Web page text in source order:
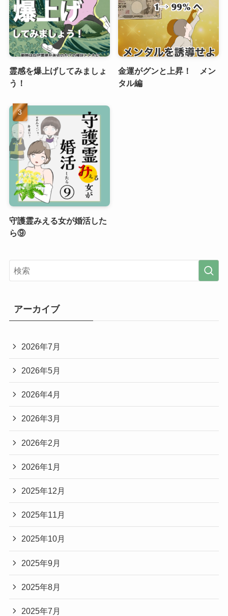
霊感を爆上げしてみましょ
う！
金運がグンと上昇！ メン
タル編
守護霊みえる女が婚活した
ら⑨
アーカイブ
2026年7月
2026年5月
2026年4月
2026年3月
2026年2月
2026年1月
2025年12月
2025年11月
2025年10月
2025年9月
2025年8月
2025年7月